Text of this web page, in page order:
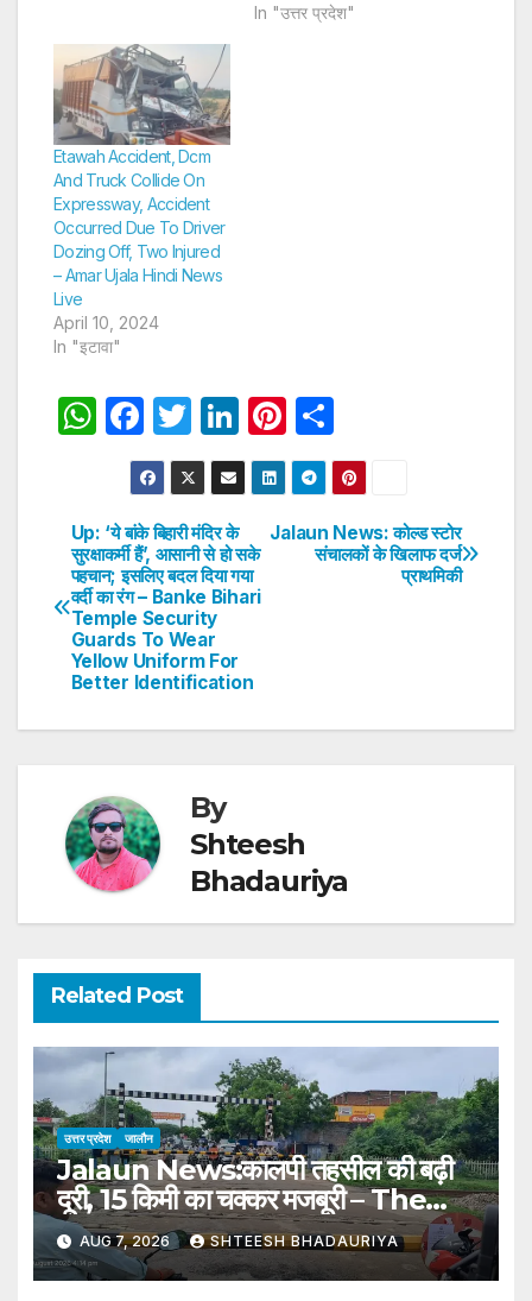
In "उत्तर प्रदेश"
Etawah Accident, Dcm
And Truck Collide On
Expressway, Accident
Occurred Due To Driver
Dozing Off, Two Injured
– Amar Ujala Hindi News
Live
April 10, 2024
In "इटावा"
W
s
A
p
p
F
a
c
e
b
o
o
k
T
w
itt
er
Li
n
k
e
dI
n
Pi
nt
er
e
st
h
ar
e
Post
navigation
Jalaun News: कोल्ड स्टोर
संचालकों के खिलाफ दर्ज
प्राथमिकी
Up: ‘ये बांके बिहारी मंदिर के
सुरक्षाकर्मी हैं’, आसानी से हो सके
पहचान; इसलिए बदल दिया गया
वर्दी का रंग – Banke Bihari
Temple Security
Guards To Wear
Yellow Uniform For
Better Identification
By
Shteesh
Bhadauriya
Related Post
उत्तर प्रदेश जालौन
Jalaun News:कालपी तहसील की बढ़ी
दूरी, 15 किमी का चक्कर मजबूरी – The
Distance To Kalpi Tehsil Has
Increased, Forcing A 15 Km
Detour
AUG 7, 2026 SHTEESH BHADAURIYA